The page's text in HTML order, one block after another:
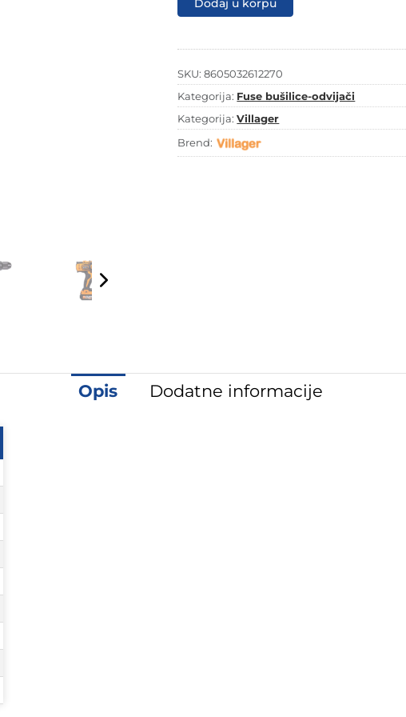
5220
Dodaj u korpu
SKU:8605032612270
Kategorija: Fuse bušilice-odvijači
Kategorija:Villager
Brend:
Opis Dodatne informacije